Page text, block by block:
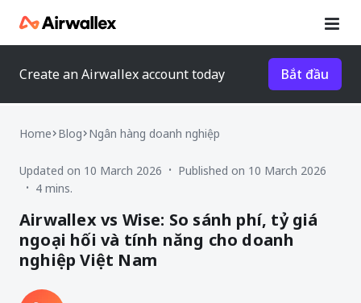
Create an Airwallex account today Bắt đầu
Home Blog Ngân hàng doanh nghiệp
Updated on 10 March 2026 • Published on 10 March 2026
• 4 mins.
Airwallex vs Wise: So sánh phí, tỷ giá
ngoại hối và tính năng cho doanh
nghiệp Việt Nam